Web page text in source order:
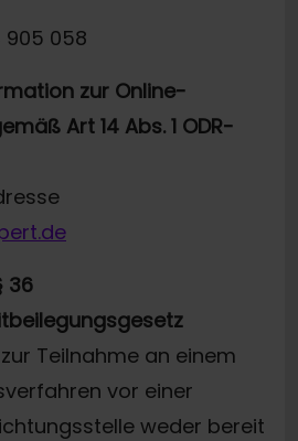
905 058
zur Online-
Art 14 Abs. 1 ODR-
36
Teilnahme an einem
vor einer
weder bereit